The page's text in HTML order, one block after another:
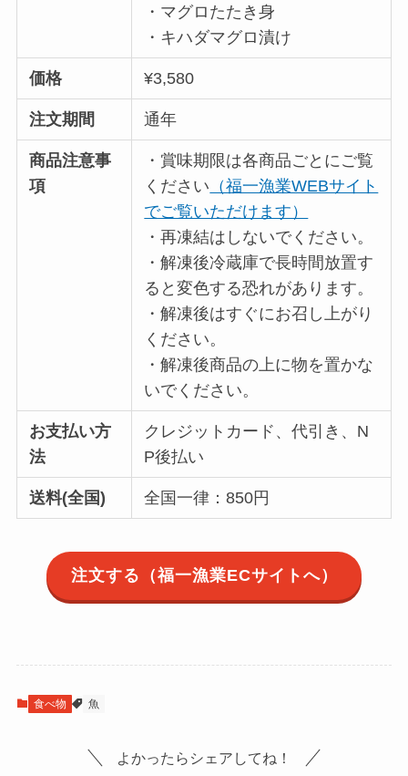
・マグロたたき身
・キハダマグロ漬け
価格 ¥3,580
注文期間 通年
商品注意事
項
・賞味期限は各商品ごとにご覧
ください （福一漁業WEBサイト
でご覧いただけます）
・再凍結はしないでください。
・解凍後冷蔵庫で長時間放置す
ると変色する恐れがあります。
・解凍後はすぐにお召し上がり
ください。
・解凍後商品の上に物を置かな
いでください。
お支払い方
法
クレジットカード、代引き、N
P後払い
送料(全国) 全国一律：850円
注文する（福一漁業ECサイトへ）
食べ物 魚
よかったらシェアしてね！